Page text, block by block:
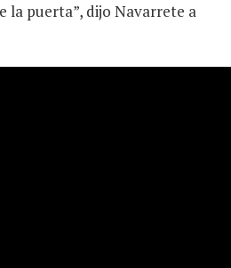
la puerta”, dijo Navarrete a